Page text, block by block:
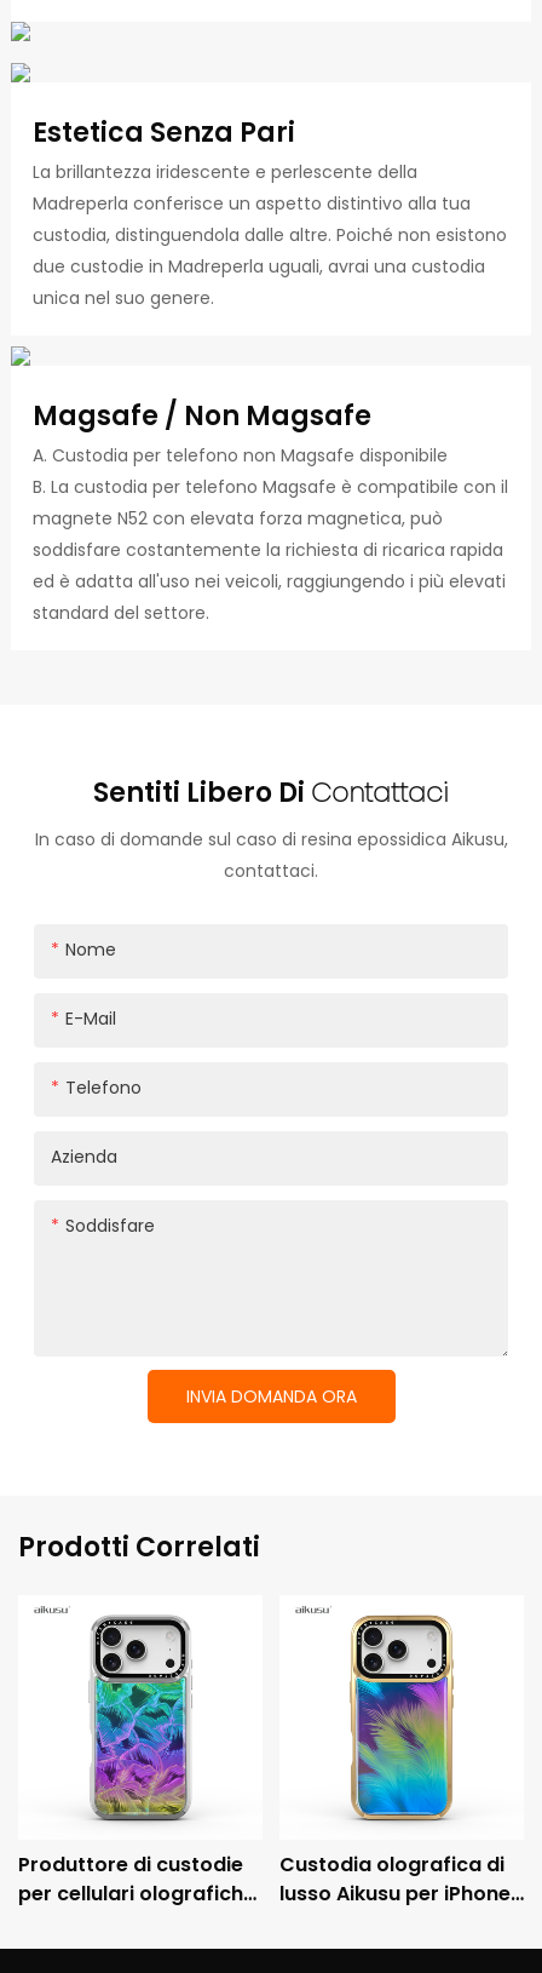
Estetica Senza Pari
La brillantezza iridescente e perlescente della
Madreperla conferisce un aspetto distintivo alla tua
custodia, distinguendola dalle altre. Poiché non esistono
due custodie in Madreperla uguali, avrai una custodia
unica nel suo genere.
Magsafe / Non Magsafe
A. Custodia per telefono non Magsafe disponibile
B. La custodia per telefono Magsafe è compatibile con il
magnete N52 con elevata forza magnetica, può
soddisfare costantemente la richiesta di ricarica rapida
ed è adatta all'uso nei veicoli, raggiungendo i più elevati
standard del settore.
Sentiti Libero Di Contattaci
In caso di domande sul caso di resina epossidica Aikusu,
contattaci.
Nome
E-Mail
Telefono
Azienda
Soddisfare
INVIA DOMANDA ORA
Prodotti Correlati
Produttore di custodie
per cellulari olografiche
custodia protettiva
Custodia olografica di
lusso Aikusu per iPhone
galvanizzata e